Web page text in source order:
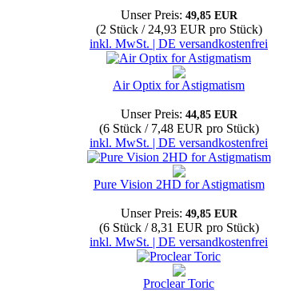
Unser Preis: 49,85 EUR
(2 Stück / 24,93 EUR pro Stück)
inkl. MwSt. | DE versandkostenfrei
Air Optix for Astigmatism
Unser Preis: 44,85 EUR
(6 Stück / 7,48 EUR pro Stück)
inkl. MwSt. | DE versandkostenfrei
Pure Vision 2HD for Astigmatism
Unser Preis: 49,85 EUR
(6 Stück / 8,31 EUR pro Stück)
inkl. MwSt. | DE versandkostenfrei
Proclear Toric